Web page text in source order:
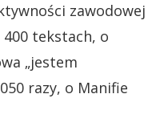
zawodowej
tekstach, o
„jestem
razy, o Manifie